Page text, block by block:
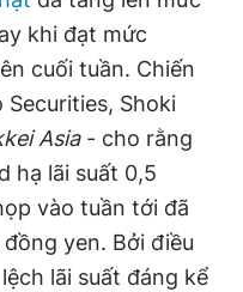
khi đạt mức
cuối tuần. Chiến
Shoki
Asia- cho rằng
hạ lãi suất 0,5
vào tuần tới đã
yen. Bởi điều
lãi suất đáng kể